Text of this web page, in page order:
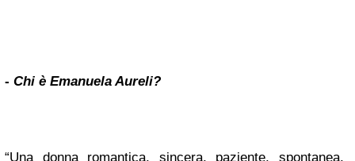
- Chi è Emanuela Aureli?
“Una donna romantica, sincera, paziente, spontanea,